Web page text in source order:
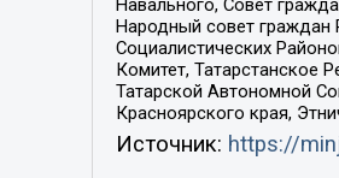
Навального, Совет
Народный совет граждан
Социалистических
Комитет, Татарстанское
Татарской Автономной
Красноярского края,
Источник: https://